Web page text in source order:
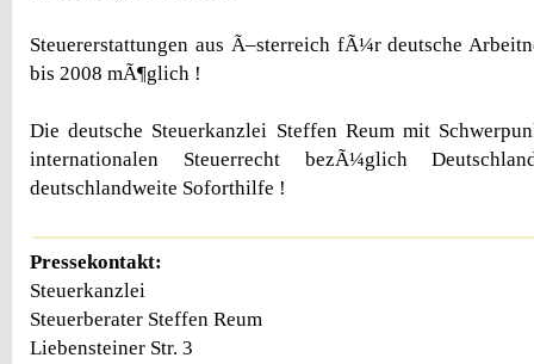
Steuererstattungen aus Ã–sterreich fÃ¼r deutsche
bis 2008 mÃ¶glich !
Die deutsche Steuerkanzlei Steffen Reum mit
internationalen Steuerrecht bezÃ¼glich
deutschlandweite Soforthilfe !
Pressekontakt:
Steuerkanzlei
Steuerberater Steffen Reum
Liebensteiner Str. 3